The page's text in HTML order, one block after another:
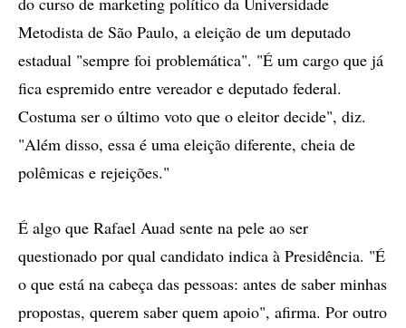
Metodista de São Paulo, a eleição de um deputado
estadual "sempre foi problemática". "É um cargo que já
fica espremido entre vereador e deputado federal.
Costuma ser o último voto que o eleitor decide", diz.
"Além disso, essa é uma eleição diferente, cheia de
polêmicas e rejeições."
É algo que Rafael Auad sente na pele ao ser
questionado por qual candidato indica à Presidência. "É
o que está na cabeça das pessoas: antes de saber minhas
propostas, querem saber quem apoio", afirma. Por outro